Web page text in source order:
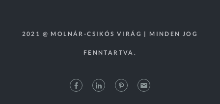
2021 @ MOLNÁR-CSIKÓS VIRÁG | MINDEN JOG
FENNTARTVA.